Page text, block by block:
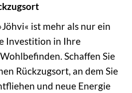
ist mehr als nur ein
Investition in Ihre
Schaffen Sie
Rückzugsort, an dem Sie
und neue Energie